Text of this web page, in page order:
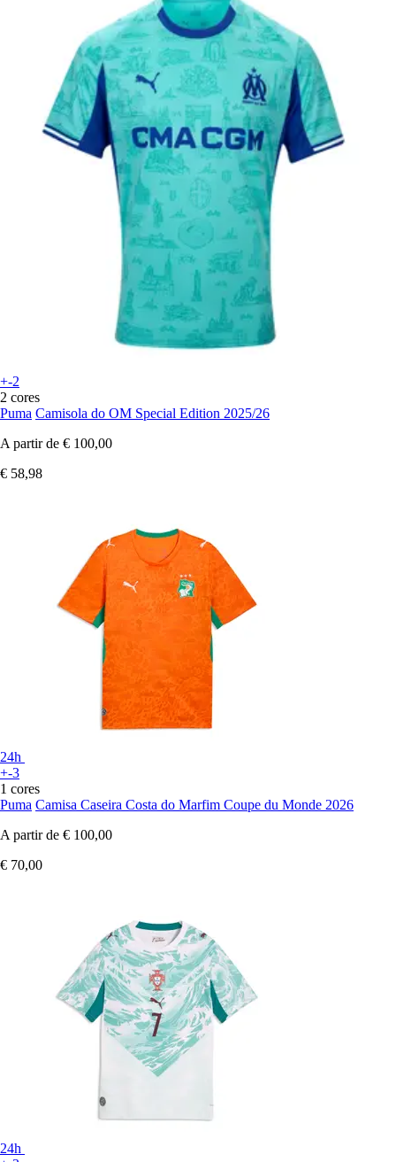
+-2
2 cores
Puma Camisola do OM Special Edition 2025/26
A partir de € 100,00
€ 58,98
24h
+-3
1 cores
Puma Camisa Caseira Costa do Marfim Coupe du Monde 2026
A partir de € 100,00
€ 70,00
24h